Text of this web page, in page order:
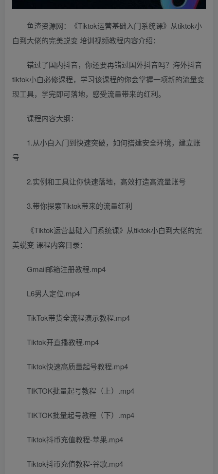
鱼渣资源网：《Tiktok运营基础入门系统课》从tiktok小
白到大佬的完美蜕变 培训视频教程内容介绍：
错过了国内抖音，你还要再错过国外抖音吗？海外抖音
tiktok小白必修课程，学习该课程的你会掌握一项新的流量变
现工具，学完即可落地，感受流量带来的红利。
课程内容大纲：
1.从小白入门到快速突破，如何搭建安全环境，建立账
号
2.实例和工具让你快速落地，高效打造高流量账号
3.带你探索Tiktok带来的流量红利
《Tiktok运营基础入门系统课》从tiktok小白到大佬的完
美蜕变 课程内容目录：
Gmail邮箱注册教程.mp4
L6男人定位.mp4
TikTok带货全流程演示教程.mp4
Tiktok开直播教程.mp4
Tiktok快速高质量起号教程.mp4
TIKTOK批量起号教程（上）.mp4
TIKTOK批量起号教程（下）.mp4
Tiktok抖币充值教程-苹果.mp4
Tiktok抖币充值教程-谷歌.mp4